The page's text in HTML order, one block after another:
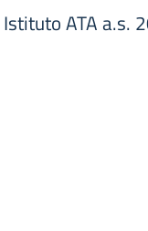
ATA a.s.